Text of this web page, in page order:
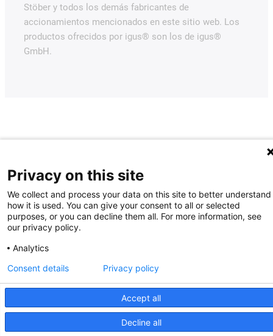
Stöber y todos los demás fabricantes de
accionamientos mencionados en este sitio web. Los
productos ofrecidos por igus® son los de igus®
GmbH.
Privacy on this site
We collect and process your data on this site to better understand
how it is used. You can give your consent to all or selected
purposes, or you can decline them all. For more information, see
our privacy policy.
Analytics
Accept all
Decline all
Consent details Privacy policy